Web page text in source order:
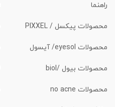
راهنما
محصولات پیکسل / PIXXEL
محصولات eyesol/ آیسول
محصولات بیول /biol
محصولات no acne